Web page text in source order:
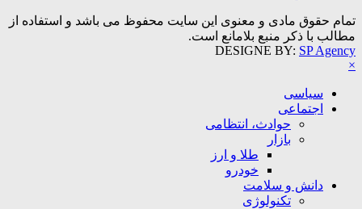
تمام حقوق مادی و معنوی این سایت محفوظ می باشد و استفاده از
مطالب با ذکر منبع بلامانع است.
DESIGNE BY: SP Agency
×
سیاسی
اجتماعی
حوادث، انتظامی
بازار
طلا و ارز
خودرو
دانش و سلامت
تکنولوژی